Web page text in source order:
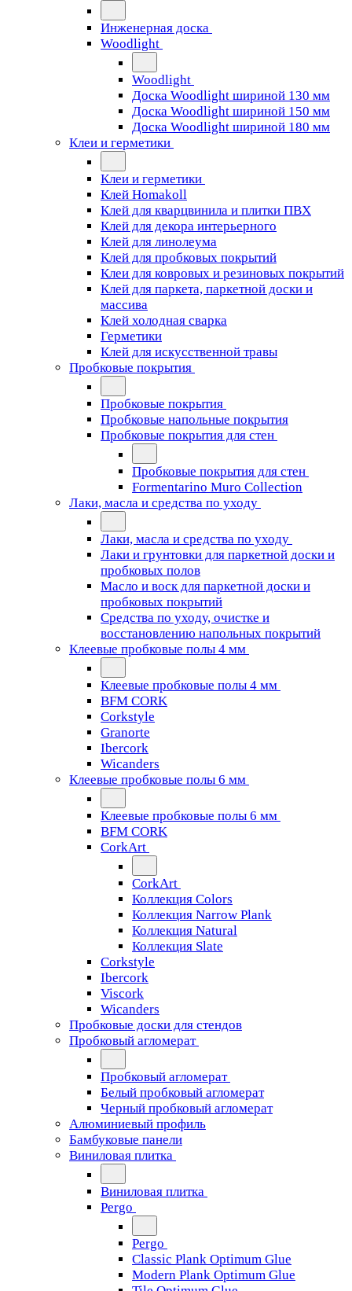
Инженерная доска
Woodlight
Woodlight
Доска Woodlight шириной 130 мм
Доска Woodlight шириной 150 мм
Доска Woodlight шириной 180 мм
Клеи и герметики
Клеи и герметики
Клей Homakoll
Клей для кварцвинила и плитки ПВХ
Клей для декора интерьерного
Клей для линолеума
Клей для пробковых покрытий
Клеи для ковровых и резиновых покрытий
Клей для паркета, паркетной доски и
массива
Клей холодная сварка
Герметики
Клей для искусственной травы
Пробковые покрытия
Пробковые покрытия
Пробковые напольные покрытия
Пробковые покрытия для стен
Пробковые покрытия для стен
Formentarino Muro Collection
Лаки, масла и средства по уходу
Лаки, масла и средства по уходу
Лаки и грунтовки для паркетной доски и
пробковых полов
Масло и воск для паркетной доски и
пробковых покрытий
Средства по уходу, очистке и
восстановлению напольных покрытий
Клеевые пробковые полы 4 мм
Клеевые пробковые полы 4 мм
BFM CORK
Corkstyle
Granorte
Ibercork
Wicanders
Клеевые пробковые полы 6 мм
Клеевые пробковые полы 6 мм
BFM CORK
CorkArt
CorkArt
Коллекция Colors
Коллекция Narrow Plank
Коллекция Natural
Коллекция Slate
Corkstyle
Ibercork
Viscork
Wicanders
Пробковые доски для стендов
Пробковый агломерат
Пробковый агломерат
Белый пробковый агломерат
Черный пробковый агломерат
Алюминиевый профиль
Бамбуковые панели
Виниловая плитка
Виниловая плитка
Pergo
Pergo
Classic Plank Optimum Glue
Modern Plank Optimum Glue